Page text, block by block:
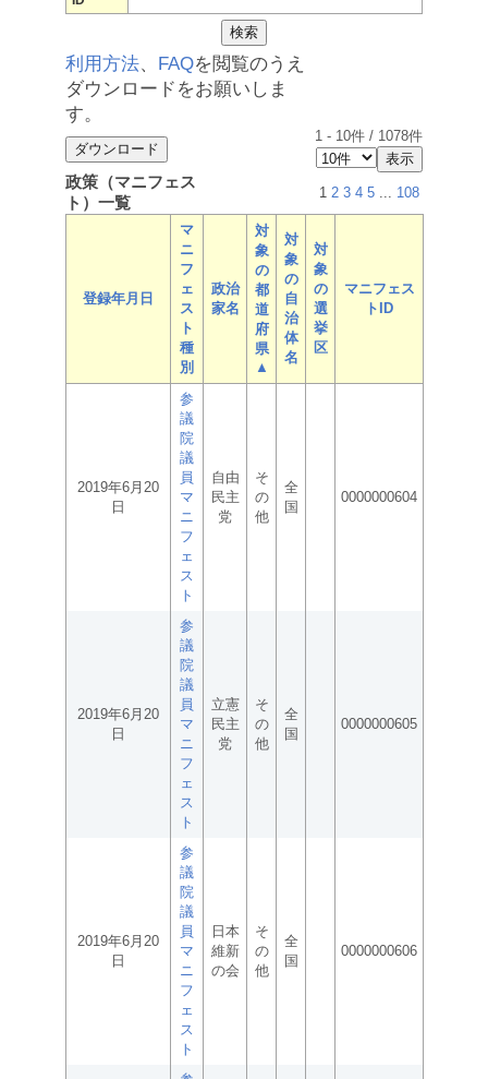
利用方法、 FAQを閲覧のうえ
ダウンロードをお願いしま
す。
1 - 10件 / 1078件
政策（マニフェス
ト）一覧
1 2 3 4 5 ... 108
登録年月日
マ
ニ
フ
ェ
ス
ト
種
別
政治
家名
対
象
の
都
道
府
県
▲
対
象
の
自
治
体
名
対
象
の
選
挙
区
マニフェス
トID
2019年6月20
日
参
議
院
議
員
マ
ニ
フ
ェ
ス
ト
自由
民主
党
そ
の
他
全
国
0000000604
2019年6月20
日
参
議
院
議
員
マ
ニ
フ
ェ
ス
ト
立憲
民主
党
そ
の
他
全
国
0000000605
2019年6月20
日
参
議
院
議
員
マ
ニ
フ
ェ
ス
ト
日本
維新
の会
そ
の
他
全
国
0000000606